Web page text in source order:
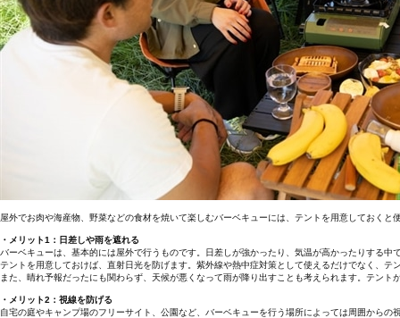
屋外でお肉や海産物、野菜などの食材を焼いて楽しむバーベキューには、テントを用意しておく
・メリット1：日差しや雨を遮れる
バーベキューは、基本的には屋外で行うものです。日差しが強かったり、気温が高かったりする
テントを用意しておけば、直射日光を防げます。紫外線や熱中症対策として使えるだけでなく、
また、晴れ予報だったにも関わらず、天候が悪くなって雨が降り出すことも考えられます。テント
・メリット2：視線を防げる
自宅の庭やキャンプ場のフリーサイト、公園など、バーベキューを行う場所によっては周囲から